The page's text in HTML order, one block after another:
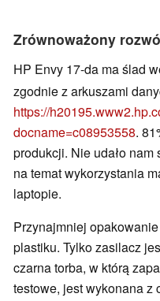
Zrównoważony
HP Envy 17-da ma ślad
zgodnie z arkuszami
https://
docname=c08953558.
produkcji. Nie udało
na temat wykorzystania
laptopie.
Przynajmniej
plastiku. Tylko zasilacz
czarna torba, w którą
testowe, jest wykonana z